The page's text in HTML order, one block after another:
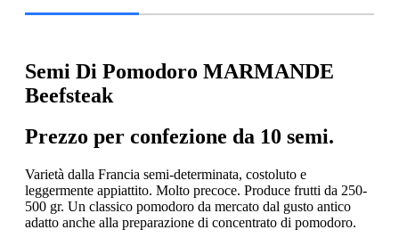
Semi Di Pomodoro MARMANDE
Beefsteak
Prezzo per confezione da 10 semi.
Varietà dalla Francia semi-determinata, costoluto e
leggermente appiattito. Molto precoce. Produce frutti da 250-
500 gr. Un classico pomodoro da mercato dal gusto antico
adatto anche alla preparazione di concentrato di pomodoro.